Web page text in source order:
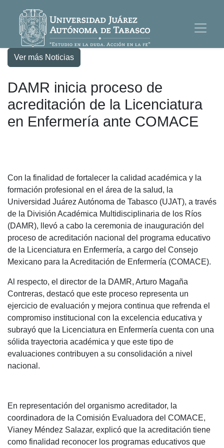
Ver más Noticias
DAMR inicia proceso de
acreditación de la Licenciatura
en Enfermería ante COMACE
Con la finalidad de fortalecer la calidad académica y la
formación profesional en el área de la salud, la
Universidad Juárez Autónoma de Tabasco (UJAT), a través
de la División Académica Multidisciplinaria de los Ríos
(DAMR), llevó a cabo la ceremonia de inauguración del
proceso de acreditación nacional del programa educativo
de la Licenciatura en Enfermería, a cargo del Consejo
Mexicano para la Acreditación de Enfermería (COMACE).
Al respecto, el director de la DAMR, Arturo Magaña
Contreras, destacó que este proceso representa un
ejercicio de evaluación y mejora continua que refrenda el
compromiso institucional con la excelencia educativa y
subrayó que la Licenciatura en Enfermería cuenta con una
sólida trayectoria académica y que este tipo de
evaluaciones contribuyen a su consolidación a nivel
nacional.
En representación del organismo acreditador, la
coordinadora de la Comisión Evaluadora del COMACE,
Vianey Méndez Salazar, explicó que la acreditación tiene
como finalidad reconocer los programas educativos que